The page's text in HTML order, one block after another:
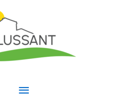
MENU